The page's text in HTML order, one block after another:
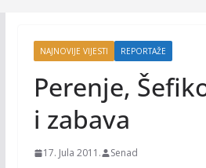
NAJNOVIJE VIJESTI REPORTAŽE
Perenje,
i zabava
17. Jula 2011. Senad